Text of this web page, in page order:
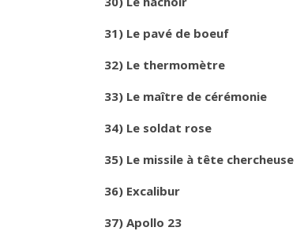
31) Le pavé de boeuf
32) Le thermomètre
33) Le maître de cérémonie
34) Le soldat rose
35) Le missile à tête chercheuse
36) Excalibur
37) Apollo 23